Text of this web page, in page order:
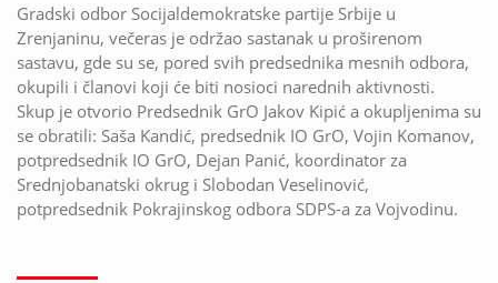
Gradski odbor Socijaldemokratske partije Srbije u
Zrenjaninu, večeras je održao sastanak u proširenom
sastavu, gde su se, pored svih predsednika mesnih odbora,
okupili i članovi koji će biti nosioci narednih aktivnosti.
Skup je otvorio Predsednik GrO Jakov Kipić a okupljenima su
se obratili: Saša Kandić, predsednik IO GrO, Vojin Komanov,
potpredsednik IO GrO, Dejan Panić, koordinator za
Srednjobanatski okrug i Slobodan Veselinović,
potpredsednik Pokrajinskog odbora SDPS-a za Vojvodinu.